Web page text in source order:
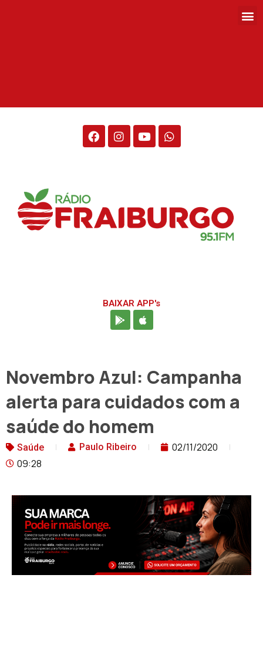
BAIXAR APP's
Novembro Azul: Campanha
alerta para cuidados com a
saúde do homem
Saúde Paulo Ribeiro
02/11/2020
09:28